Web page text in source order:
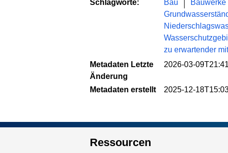
Schlagworte:
Bau Bauwerke
zu erwartender
Metadaten Letzte
Änderung
2026-03-
Metadaten erstellt 2025-12-
Ressourcen